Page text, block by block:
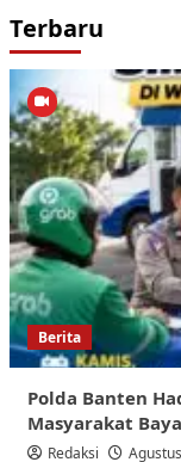
Terbaru
Berita
Polda Banten
Masyarakat
Redaksi